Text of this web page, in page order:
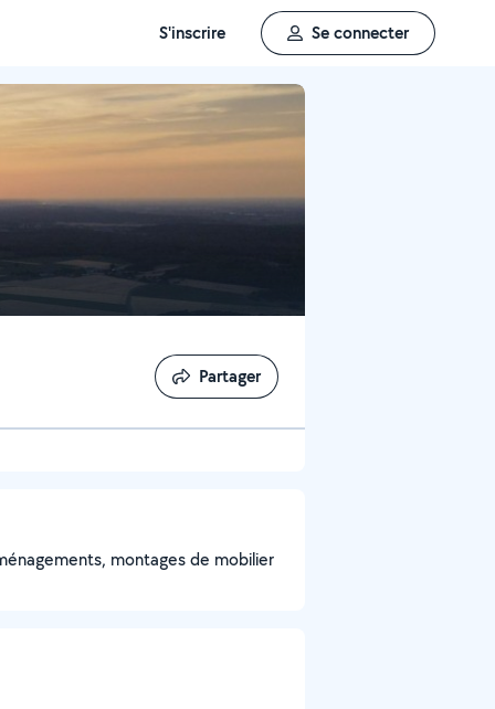
S'inscrire Se connecter
Partager
Partager
montages de mobilier